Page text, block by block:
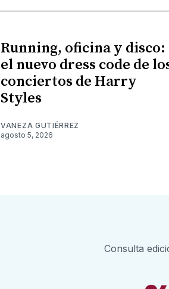
Running, oficina y disco:
el nuevo dress code de
conciertos de Harry
Styles
VANEZA GUTIÉRREZ
agosto 5, 2026
Consulta